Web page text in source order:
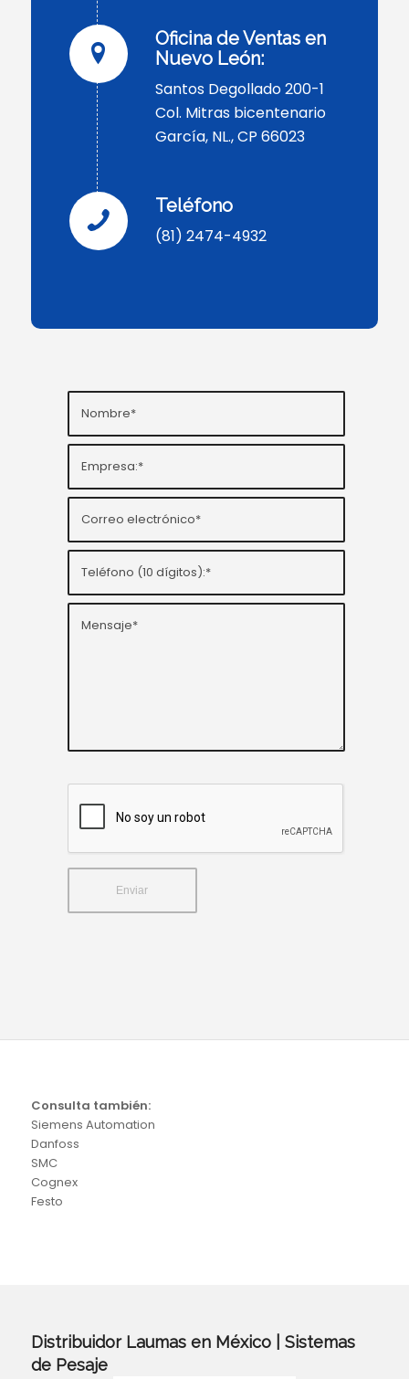
Oficina de Ventas en
Nuevo León:
Santos Degollado 200-1
Col. Mitras bicentenario
García, NL., CP 66023
Teléfono
(81) 2474-4932
Consulta también:
Siemens Automation
Danfoss
SMC
Cognex
Festo
Distribuidor Laumas en México | Sistemas
de Pesaje